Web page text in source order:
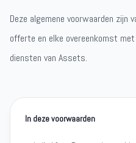
Deze algemene voorwaarden zijn
offerte en elke overeenkomst
diensten van Assets.
In deze voorwaarden